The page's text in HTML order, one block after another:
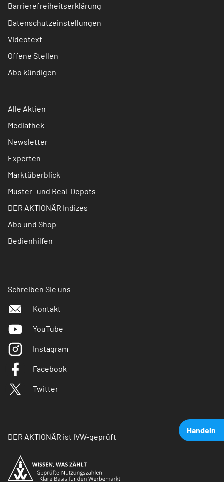
Handeln
Barrierefreiheitserklärung
Datenschutzeinstellungen
Videotext
Offene Stellen
Abo kündigen
Alle Aktien
Mediathek
Newsletter
Experten
Marktüberblick
Muster- und Real-Depots
DER AKTIONÄR Indizes
Abo und Shop
Bedienhilfen
Schreiben Sie uns
Kontakt
YouTube
Instagram
Facebook
Twitter
DER AKTIONÄR ist IVW-geprüft